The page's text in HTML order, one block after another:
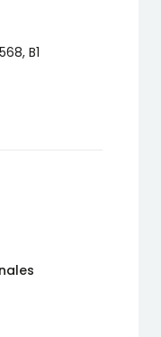
B1